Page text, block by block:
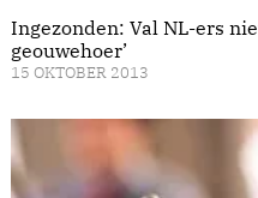
Ingezonden: Val NL-ers
geouwehoer’
15 OKTOBER 2013